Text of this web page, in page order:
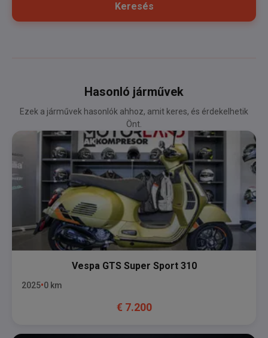
Keresés
Hasonló járművek
Ezek a járművek hasonlók ahhoz, amit keres, és érdekelhetik
Önt.
Vespa GTS Super Sport 310
2025 0 km
€ 7.200